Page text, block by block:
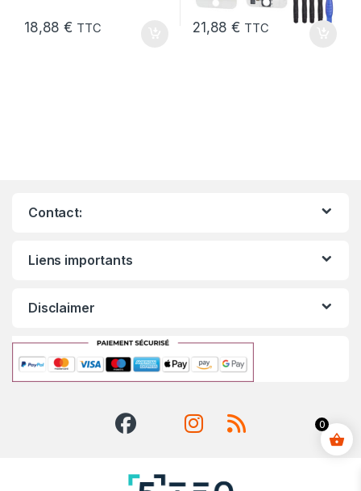
18,88€ TTC 21,88€ TTC
Contact:
Liens importants
Disclaimer
0